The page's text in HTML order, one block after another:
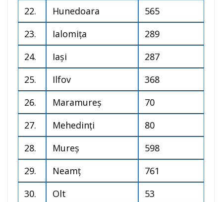
22.
Hunedoara
565
23.
Ialomița
289
24.
Iași
287
25.
Ilfov
368
26.
Maramureș
70
27.
Mehedinți
80
28.
Mureș
598
29.
Neamț
761
30.
Olt
53